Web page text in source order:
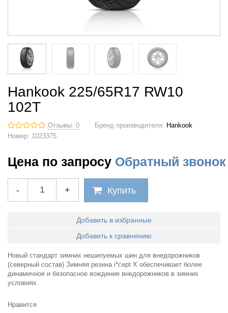
Hankook 225/65R17 RW10
102T
Отзывы: 0 Бренд производителя: Hankook
Номер: 1023375
Цена по запросу Обратный звонок
- + Купить
Добавить в избранные
Добавить к сравнению
Новый стандарт зимних нешипуемых шин для внедорожников
(северный состав) Зимняя резина i*cept X обеспечивает более
динамичное и безопасное вождение внедорожников в зимних
условиях.
Нравится